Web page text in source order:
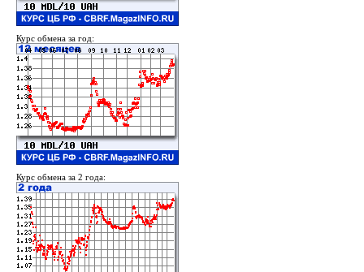
Курс обмена за год:
Курс обмена за 2 года: